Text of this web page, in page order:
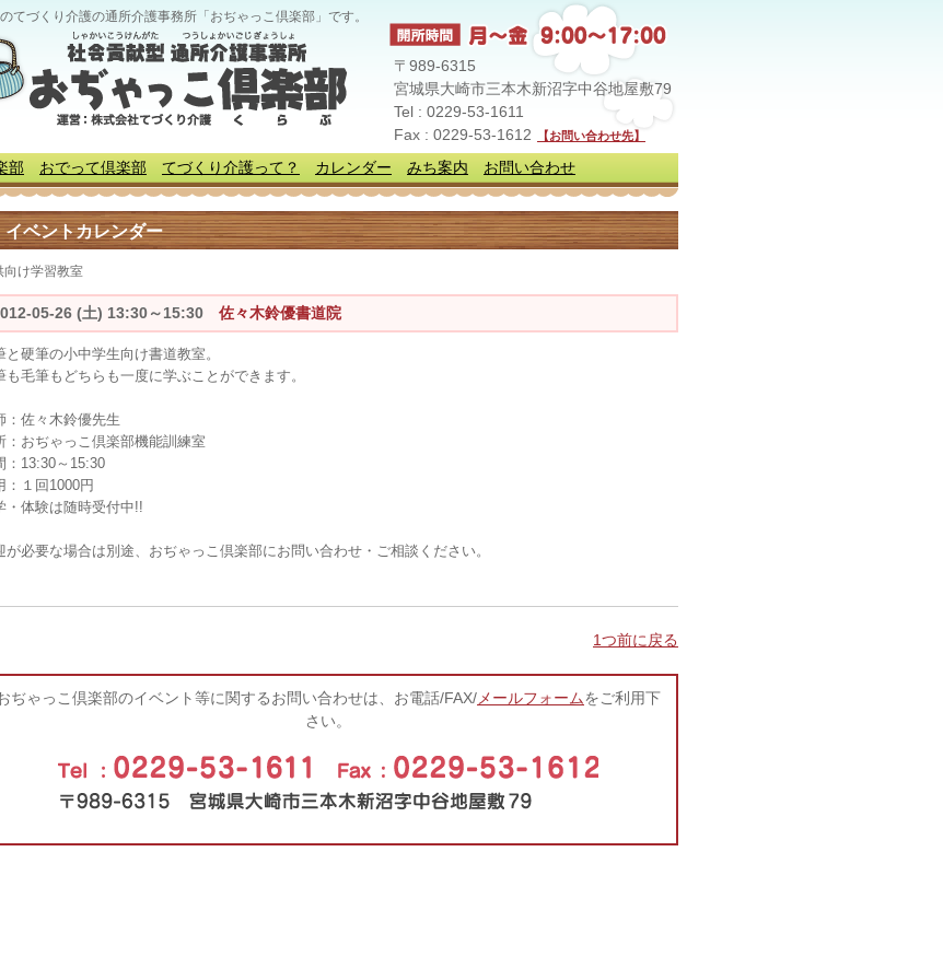
〒989-6315
宮城県大崎市三本木新沼字中谷地屋敷79
Tel : 0229-53-1611
Fax : 0229-53-1612
【お問い合わせ先】
てづくり介護の通所介護事務所「おぢゃっこ倶楽部」です。
部 おでって倶楽部 てづくり介護って？ カレンダー みち案内 お問い合わせ
イベントカレンダー
向け学習教室
05-26 (土) 13:30～15:30 佐々木鈴優書道院
と硬筆の小中学生向け書道教室。
も毛筆もどちらも一度に学ぶことができます。
：佐々木鈴優先生
：おぢゃっこ倶楽部機能訓練室
：13:30～15:30
：１回1000円
・体験は随時受付中!!
が必要な場合は別途、おぢゃっこ倶楽部にお問い合わせ・ご相談ください。
1つ前に戻る
ぢゃっこ倶楽部のイベント等に関するお問い合わせは、お電話/FAX/ メールフォームをご利用下
さい。